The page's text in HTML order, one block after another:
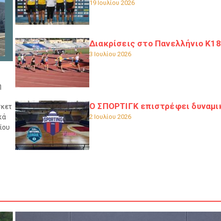
19 Ιουλίου 2026
Διακρίσεις στο Πανελλήνιο Κ18
3 Ιουλίου 2026
Ο ΣΠΟΡΤΙΓΚ επιστρέφει
2 Ιουλίου 2026